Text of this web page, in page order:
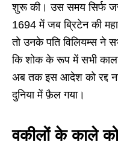
शुरू की। उस समय सिर्फ
1694 में जब ब्रिटेन की
तो उनके पति विलियम्स ने
कि शोक के रूप में सभी
अब तक इस आदेश को रद्द
दुनिया में फ़ैल गया।
वकीलों के काले